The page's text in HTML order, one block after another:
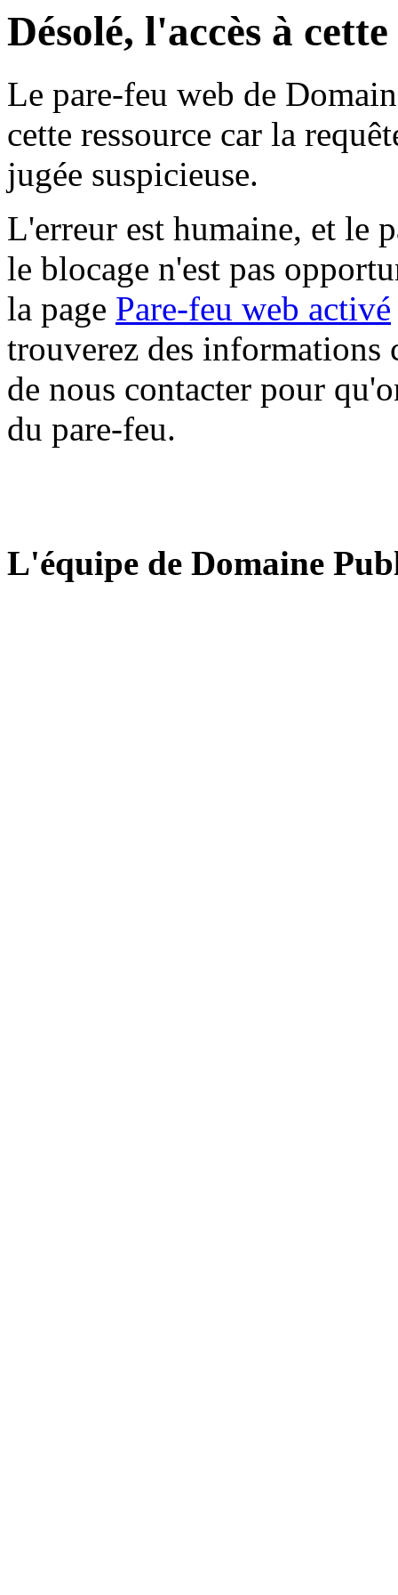
Désolé, l'accès à
Le pare-feu web de
cette ressource car la
jugée suspicieuse.
L'erreur est humaine, et le
le blocage n'est pas
la page Pare-feu web activé
trouverez des informations
de nous contacter pour
du pare-feu.
L'équipe de Domaine